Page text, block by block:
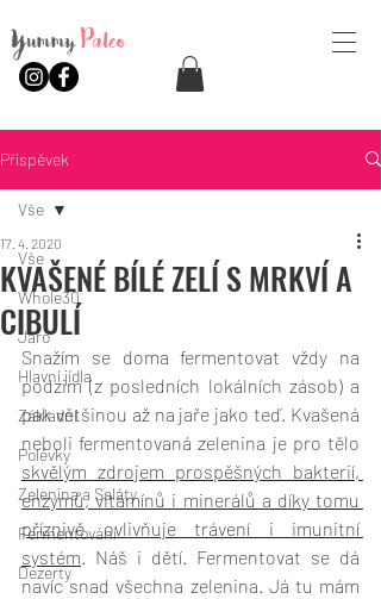
YummyPaleo
Příspěvek
Vše
Whole30
Jaro
Hlavní jídla
Základní
Polévky
Zelenina a Saláty
Fermentování
Dezerty
Vše
KVAŠENÉ BÍLÉ ZELÍ S MRKVÍ A
CIBULÍ
17. 4. 2020
Snažím se doma fermentovat vždy na
podzim (z posledních lokálních zásob) a
pak většinou až na jaře jako teď. Kvašená
skvělým zdrojem prospěšných bakterií,
enzymů, vitamínů i minerálů a díky tomu
příznivě ovlivňuje trávení i imunitní
systém. Náš i dětí. Fermentovat se dá
navíc snad všechna zelenina. Já tu mám